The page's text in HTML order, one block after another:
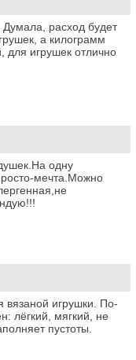
расход будет
а килограмм
игрушек отлично
одну
мечта.Можно
игрушки. По-
лёгкий, мягкий, не
пустоты.